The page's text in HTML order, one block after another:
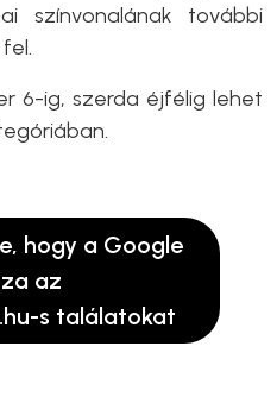
színvonalának további
6-ig, szerda éjfélig lehet
hogy a Google
az
s találatokat